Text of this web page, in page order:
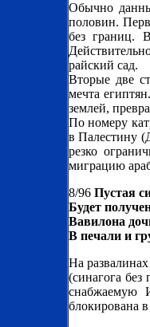
Обычно
половин.
без границ.
райский сад.
Вторые две
мечта
землей,
По номеру
в Палестину
резко
миграцию
8/96 Пустая
Будет
Вавилона
В печали и
На
(синагога
снабжаемую
блокирована